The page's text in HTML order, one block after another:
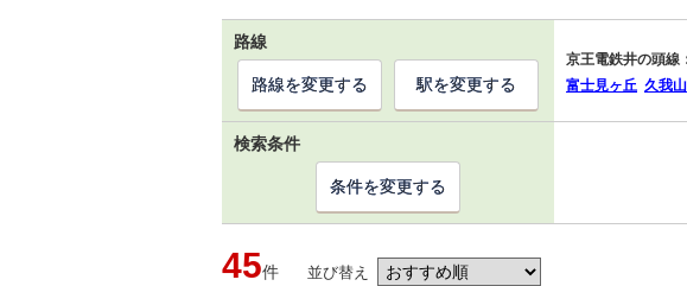
路線
京王電鉄井の頭線
富士見ヶ丘 久我山
路線を変更する 駅を変更する
検索条件
条件を変更する
45件 並び替え